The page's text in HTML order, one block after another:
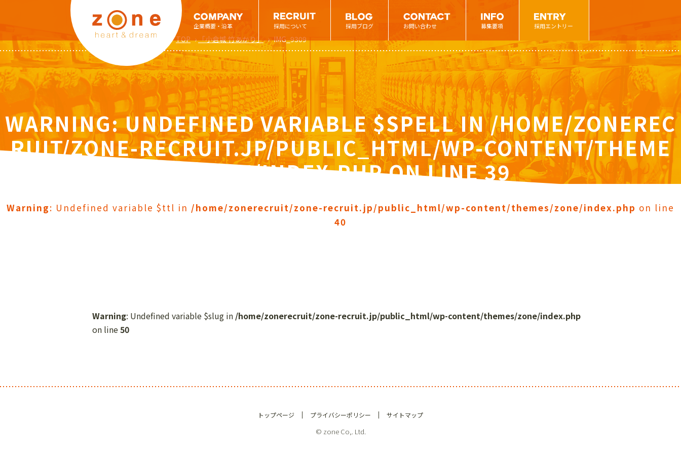
企業概要・沿革 採用について 採用ブログ お問い合わせ 募集要項 採用エントリー
TOP ›「小倉城 竹あかり」 › IMG_9309
WARNING: UNDEFINED VARIABLE $SPELL IN/HOME/ZONEREC
RUIT/ZONE-RECRUIT.JP/PUBLIC_HTML/WP-CONTENT/THEME
S/ZONE/INDEX.PHPON LINE39
Warning: Undefined variable $ttl in /home/zonerecruit/zone-recruit.jp/public_html/wp-content/themes/zone/index.php on line
40
Warning: Undefined variable $slug in /home/zonerecruit/zone-recruit.jp/public_html/wp-content/themes/zone/index.php
on line50
トップページ プライバシーポリシー サイトマップ
© zone Co,. Ltd.